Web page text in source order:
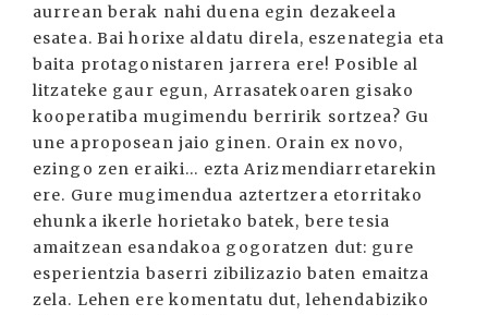
aurrean berak nahi duena egin dezakeela
esatea. Bai horixe aldatu direla, eszenategia eta
baita protagonistaren jarrera ere! Posible al
litzateke gaur egun, Arrasatekoaren gisako
kooperatiba mugimendu berririk sortzea? Gu
une aproposean jaio ginen. Orain ex novo,
ezingo zen eraiki... ezta Arizmendiarretarekin
ere. Gure mugimendua aztertzera etorritako
ehunka ikerle horietako batek, bere tesia
amaitzean esandakoa gogoratzen dut: gure
esperientzia baserri zibilizazio baten emaitza
zela. Lehen ere komentatu dut, lehendabiziko